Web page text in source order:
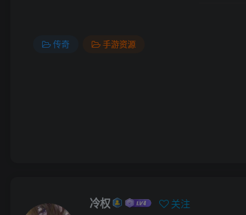
传奇 手游资源
冷权 关注